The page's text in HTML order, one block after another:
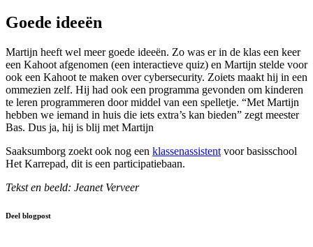
Goede ideeën
Martijn heeft wel meer goede ideeën. Zo was er in de klas een keer
een Kahoot afgenomen (een interactieve quiz) en Martijn stelde voor
ook een Kahoot te maken over cybersecurity. Zoiets maakt hij in een
ommezien zelf. Hij had ook een programma gevonden om kinderen
te leren programmeren door middel van een spelletje. “Met Martijn
hebben we iemand in huis die iets extra’s kan bieden” zegt meester
Bas. Dus ja, hij is blij met Martijn
Saaksumborg zoekt ook nog een klassenassistent voor basisschool
Het Karrepad, dit is een participatiebaan.
Tekst en beeld: Jeanet Verveer
Deel blogpost